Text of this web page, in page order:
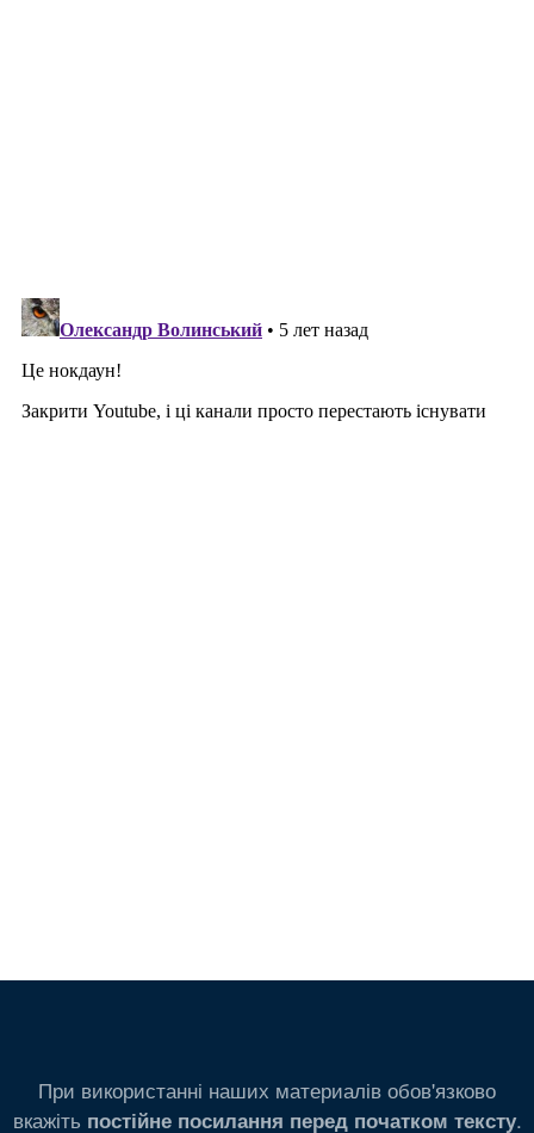
При використанні наших материалів обов'язково
вкажіть постійне посилання перед початком тексту.